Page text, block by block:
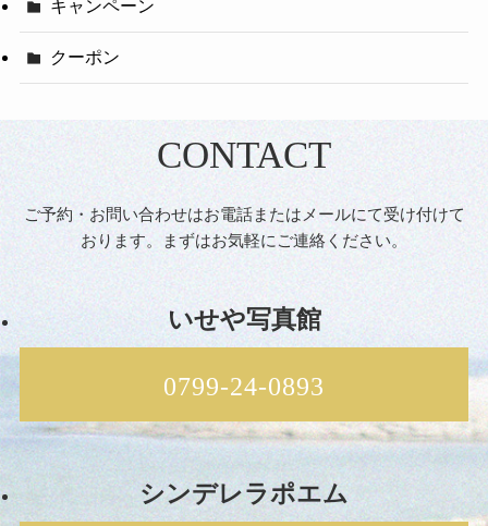
キャンペーン
クーポン
CONTACT
ご予約・お問い合わせはお電話またはメールにて受け付けて
おります。まずはお気軽にご連絡ください。
いせや写真館
0799-24-0893
シンデレラポエム